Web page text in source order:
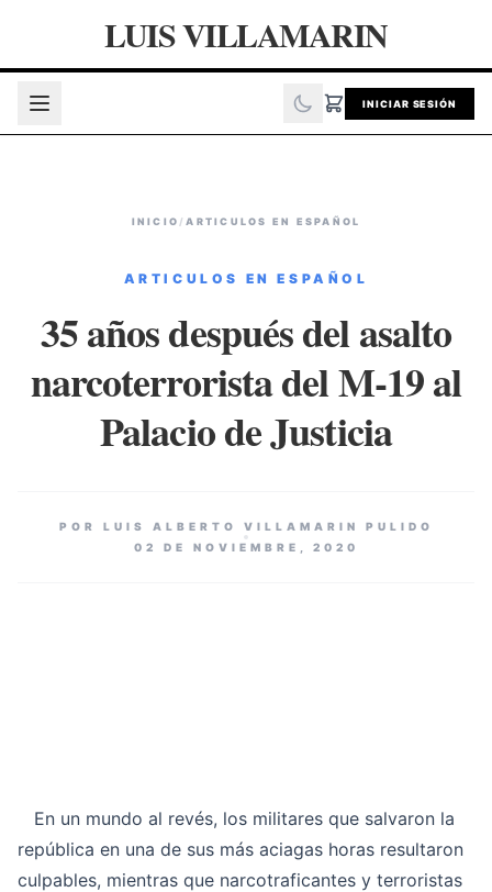
LUIS VILLAMARIN
INICIAR SESIÓN
INICIO /ARTICULOS EN ESPAÑOL
ARTICULOS EN ESPAÑOL
35 años después del asalto
narcoterrorista del M-19 al
Palacio de Justicia
POR LUIS ALBERTO VILLAMARIN PULIDO
02 DE NOVIEMBRE, 2020
En un mundo al revés, los militares que salvaron la
república en una de sus más aciagas horas resultaron
culpables, mientras que narcotraficantes y terroristas